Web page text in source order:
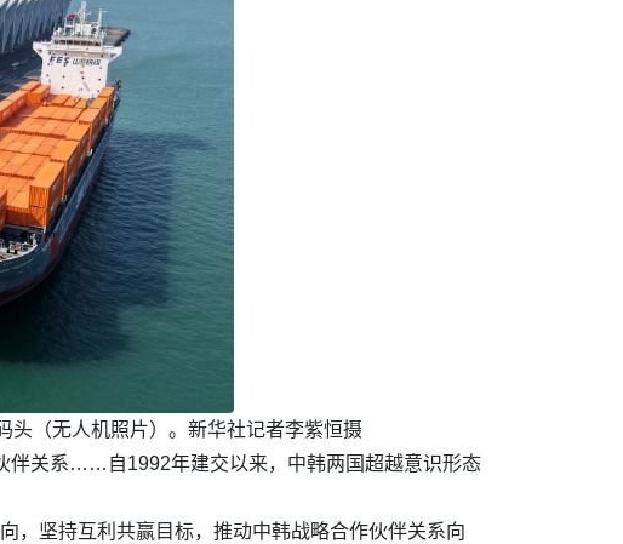
头（无人机照片）。新华社记者李紫恒摄
伴关系……自1992年建交以来，中韩两国超越意识形态
，坚持互利共赢目标，推动中韩战略合作伙伴关系向